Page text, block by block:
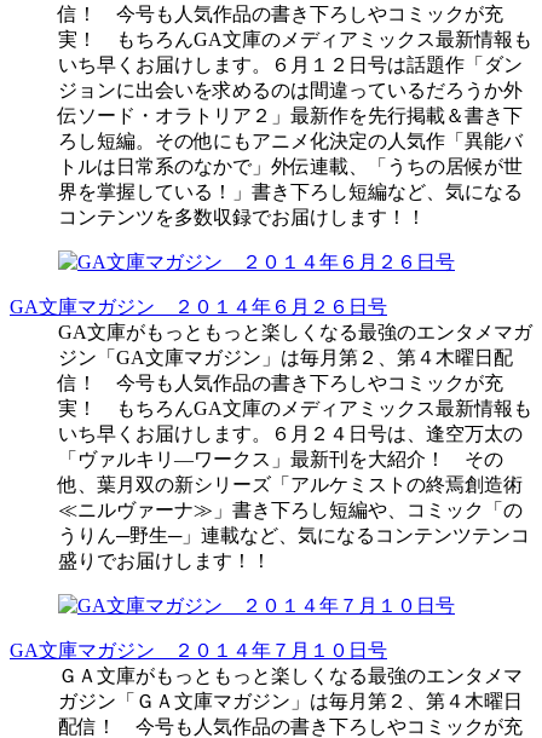
信！ 今号も人気作品の書き下ろしやコミックが充
実！ もちろんGA文庫のメディアミックス最新情報も
いち早くお届けします。６月１２日号は話題作「ダン
ジョンに出会いを求めるのは間違っているだろうか外
伝ソード・オラトリア２」最新作を先行掲載＆書き下
ろし短編。その他にもアニメ化決定の人気作「異能バ
トルは日常系のなかで」外伝連載、「うちの居候が世
界を掌握している！」書き下ろし短編など、気になる
コンテンツを多数収録でお届けします！！
GA文庫マガジン ２０１４年６月２６日号
GA文庫がもっともっと楽しくなる最強のエンタメマガ
ジン「GA文庫マガジン」は毎月第２、第４木曜日配
信！ 今号も人気作品の書き下ろしやコミックが充
実！ もちろんGA文庫のメディアミックス最新情報も
いち早くお届けします。６月２４日号は、逢空万太の
「ヴァルキリ―ワークス」最新刊を大紹介！ その
他、葉月双の新シリーズ「アルケミストの終焉創造術
≪ニルヴァーナ≫」書き下ろし短編や、コミック「の
うりん─野生─」連載など、気になるコンテンツテンコ
盛りでお届けします！！
GA文庫マガジン ２０１４年７月１０日号
ＧＡ文庫がもっともっと楽しくなる最強のエンタメマ
ガジン「ＧＡ文庫マガジン」は毎月第２、第４木曜日
配信！ 今号も人気作品の書き下ろしやコミックが充